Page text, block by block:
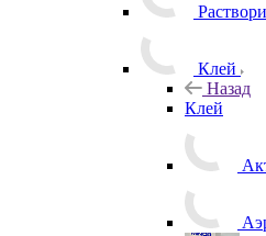
Клей
Назад
Клей